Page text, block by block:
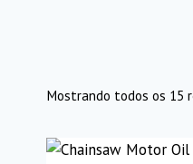
Mostrando todos os 15